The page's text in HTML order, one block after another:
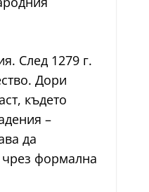
След 1279 г.
Дори
където
–
да
формална